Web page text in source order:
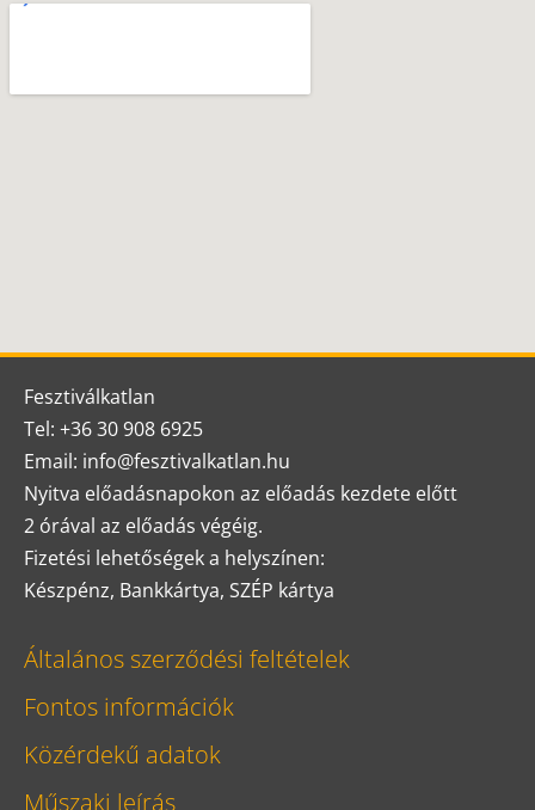
Fesztiválkatlan
Tel: +36 30 908 6925
Email: info@fesztivalkatlan.hu
Nyitva előadásnapokon az előadás kezdete előtt
2 órával az előadás végéig.
Fizetési lehetőségek a helyszínen:
Készpénz, Bankkártya, SZÉP kártya
Általános szerződési feltételek
Fontos információk
Közérdekű adatok
Műszaki leírás